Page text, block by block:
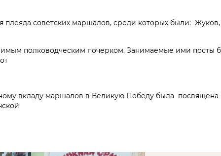
советских маршалов, среди которых были: Жуков,
полководческим почерком. Занимаемые ими посты
вкладу маршалов в Великую Победу была посвящена